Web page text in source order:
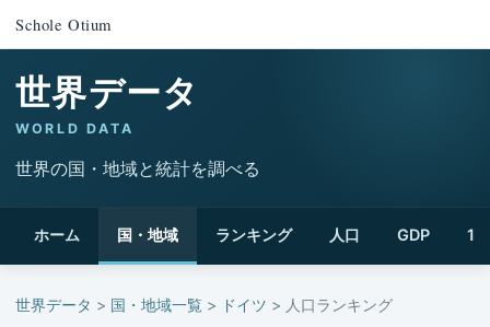
Schole Otium
世界データ
WORLD DATA
世界の国・地域と統計を調べる
ホーム 国・地域 ランキング 人口 GDP 1
世界データ > 国・地域一覧 > ドイツ > 人口ランキング